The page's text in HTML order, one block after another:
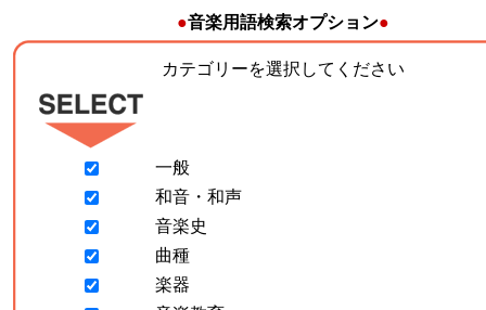
●音楽用語検索オプション●
カテゴリーを選択してください
一般
和音・和声
音楽史
曲種
楽器